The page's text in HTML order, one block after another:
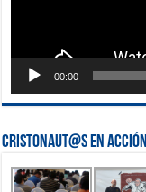
00:00
Cristonaut@s en Acción